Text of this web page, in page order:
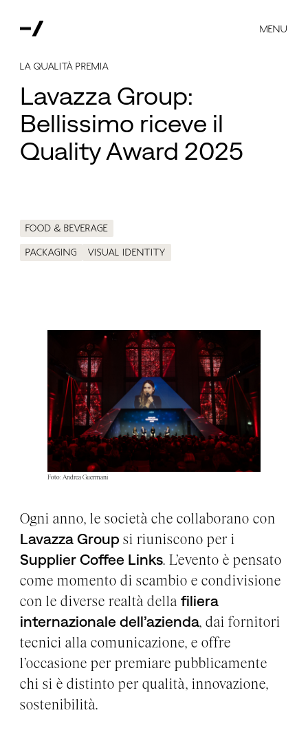
MENU
La qualità premia
Lavazza Group:
Bellissimo riceve il
Quality Award 2025
Food & Beverage
Packaging Visual identity
Foto: Andrea Guermani
Ogni anno, le società che collaborano con
Lavazza Group si riuniscono per i
Supplier Coffee Links. L’evento è pensato
come momento di scambio e condivisione
con le diverse realtà dellafiliera
internazionale dell’azienda, dai fornitori
tecnici alla comunicazione, e offre
l’occasione per premiare pubblicamente
chi si è distinto per qualità, innovazione,
sostenibilità.